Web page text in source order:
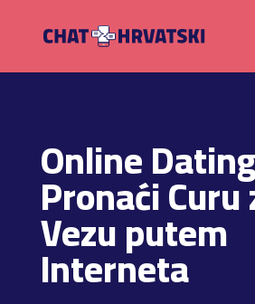
Online
Pronaći Curu
Vezu putem
Interneta